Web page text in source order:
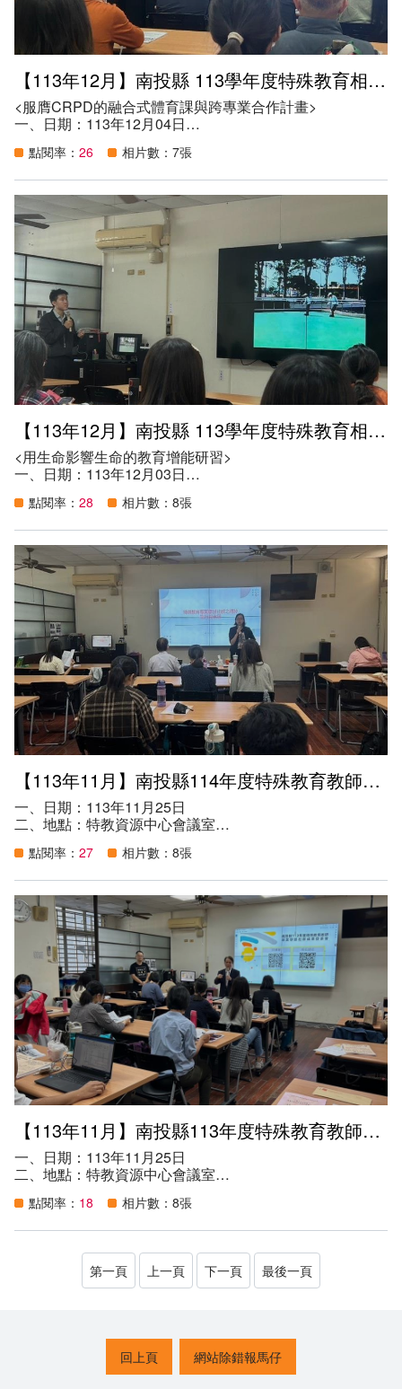
【113年12月】南投縣 113學年度特殊教育相關專業人員服務知能研習
<服膺CRPD的融合式體育課與跨專業合作計畫>
一、日期：113年12月04日
三、講師：姜義村教授；助理講師：徐一騰理事長
四、參加資格：
（一）本縣公私立學校教師、特教相關專業人員。
（二）服務本縣學校系統之專業人員。
（三）對此專題有興趣的教師、特教相關專業人員、專業人
員及家長。
五、目的：
（一）增加體育教師的特殊教育之能及特教教師的體育知
能。
（二）分享及交流，學習有效的適應體育課程。
六、參與人數：30人。
點閱率： 26 相片數：7張
【113年12月】南投縣 113學年度特殊教育相關專業人員服務知能研習
<用生命影響生命的教育增能研習>
一、日期：113年12月03日
三、講師：蔡昭偉（蔡傑爸）
四、參加資格：
（一）本縣公私立學校教師、特教相關專業人員。
（二）服務本縣學校系統之專業人員。
（三）對此專題有興趣的教師、特教相關專業人員、專業人
員及家長。
五、目的：
（一）提昇本縣教師、特教相關專業人員及專業人員之特殊
教育專業知能，協助教師增進教學效能和幫助學生校園適應
能力。
（二）提供本縣教師、特教相關專業人員及專業人員協助特
教生之生活自理、情緒行為等能力與技巧。
六、參與人數：23人。
點閱率： 28 相片數：8張
【113年11月】南投縣114年度特殊教育教師專業學習社群申請說明會
一、日期：113年11月25日
二、地點：特教資源中心會議室
四、參加資格：
（一）114年度有意申請社群之學校，請指派代表參加。
（二）本縣特殊教育教師。
（三）班級中有特殊需求學生（含身心障礙與資賦優異）之
普通班教師。
（四）對本議題有興趣之教師。
五、目的：
（一）鼓勵特殊教育教師組織專業學習社群，建立討論交流
平台，以促進教師教學專業及校際合作之機會，形塑共同發
展專業之社群文化。
（二）推展各領域及重大議題組成社群，透過定期共同備
課、教材編輯、經驗分享、教學觀摩、個案研討、實務探究
等方式，長期進行課程與教學之專業研討，並實踐於日常教
學中，以增進教師教學專業知能，裨益學生學習成效。
（三）藉由專業學習社群協助發展因應各校特性與需求之學
創新適性教學。。
六、參與人數：22人。
點閱率： 27 相片數：8張
【113年11月】南投縣113年度特殊教育教師專業學習社群成果發表會
一、日期：113年11月25日
二、地點：特教資源中心會議室
四、參加資格：
（一）本縣113年度申請之特殊教育教師專業學習社群，請
（二）本縣有意申請114年度特殊教育教師專業學習社群
（三）本縣特殊教育教師。
（五）對本議題有興趣之教師。
（一）鼓勵特殊教育教師組織專業學習社群，建立討論交流
點閱率： 18 相片數：8張
第一頁 上一頁 下一頁 最後一頁
回上頁 網站除錯報馬仔